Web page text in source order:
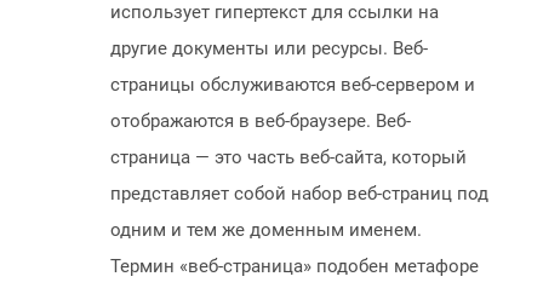
использует гипертекст для ссылки на
другие документы или ресурсы. Веб-
страницы обслуживаются веб-сервером и
отображаются в веб-браузере. Веб-
страница — это часть веб-сайта, который
представляет собой набор веб-страниц под
одним и тем же доменным именем.
Термин «веб-страница» подобен метафоре